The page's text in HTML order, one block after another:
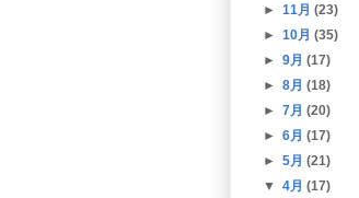
►11月(23)
►10月(35)
►9月(17)
►8月(18)
►7月(20)
►6月(17)
►5月(21)
▼4月(17)